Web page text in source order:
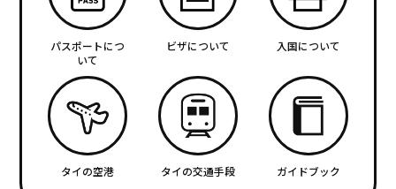
パスポートにつ
いて
ビザについて 入国について
タイの空港 タイの交通手段 ガイドブック